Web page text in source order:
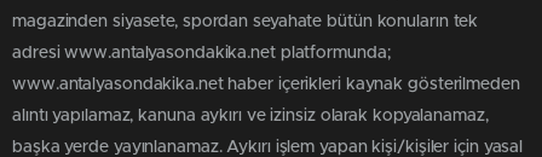
magazinden siyasete, spordan seyahate bütün konuların tek
adresi www.antalyasondakika.net platformunda;
www.antalyasondakika.net haber içerikleri kaynak gösterilmeden
alıntı yapılamaz, kanuna aykırı ve izinsiz olarak kopyalanamaz,
başka yerde yayınlanamaz. Aykırı işlem yapan kişi/kişiler için yasal